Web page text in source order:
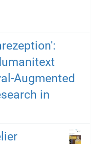
Augmented
in